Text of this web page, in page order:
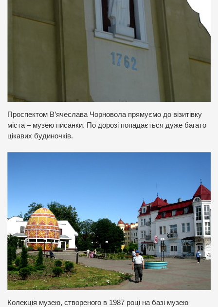
Проспектом В’ячеслава Чорновола прямуємо до візитівку
міста – музею писанки. По дорозі попадається дуже багато
цікавих будиночків.
Колекція музею, створеного в 1987 році на базі музею